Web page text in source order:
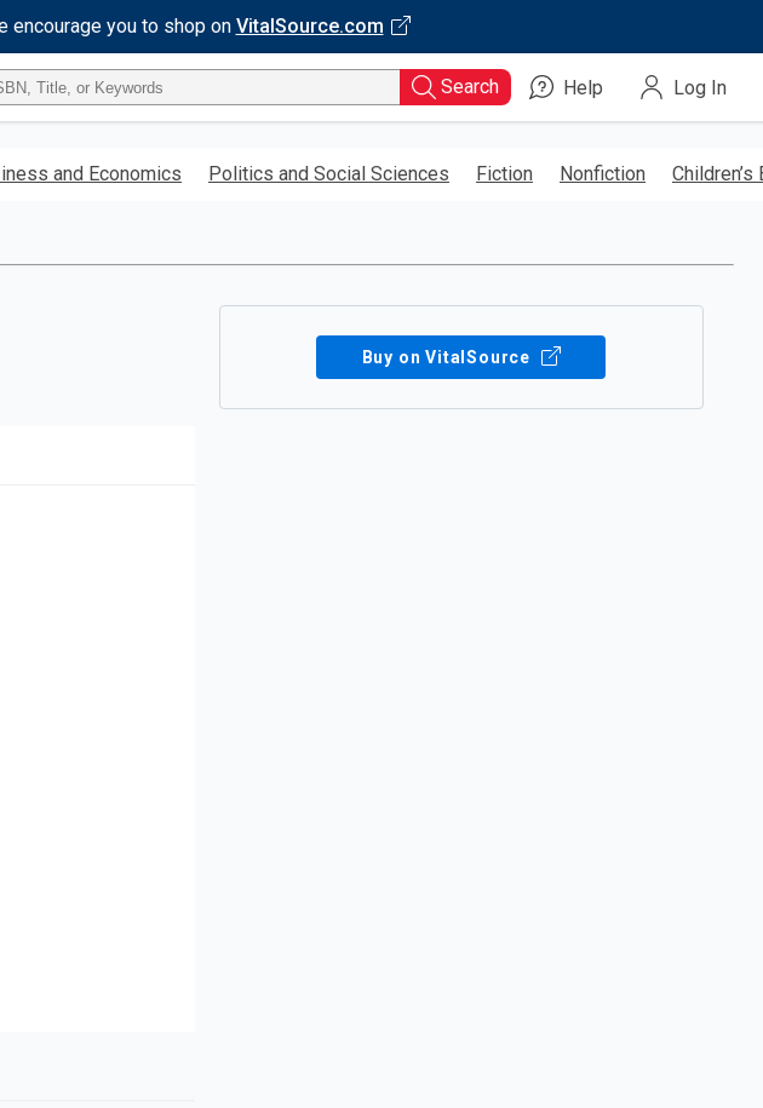
encourage you to shop on VitalSource.com
Search Help Log In
and Economics Politics and Social Sciences Fiction Nonfiction Children’s
Buy on VitalSource